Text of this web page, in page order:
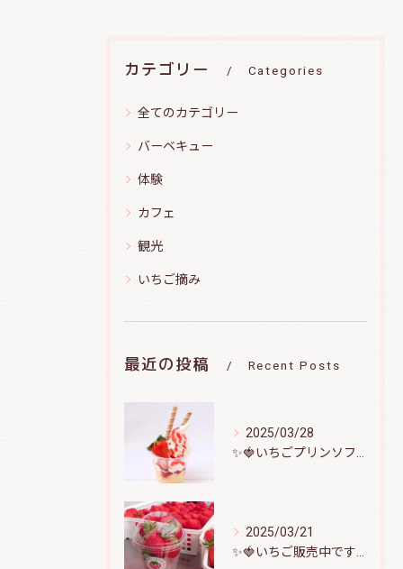
カテゴリー Categories
全てのカテゴリー
バーベキュー
体験
カフェ
観光
いちご摘み
最近の投稿 Recent Posts
2025/03/28
2025/03/21